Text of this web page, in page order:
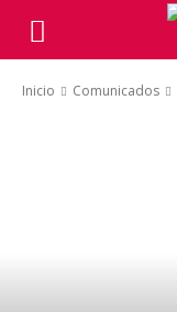
Inicio Comunicados